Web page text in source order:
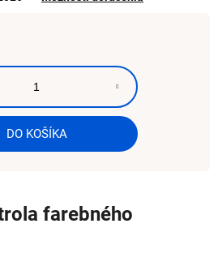
DO KOŠÍKA
farebného